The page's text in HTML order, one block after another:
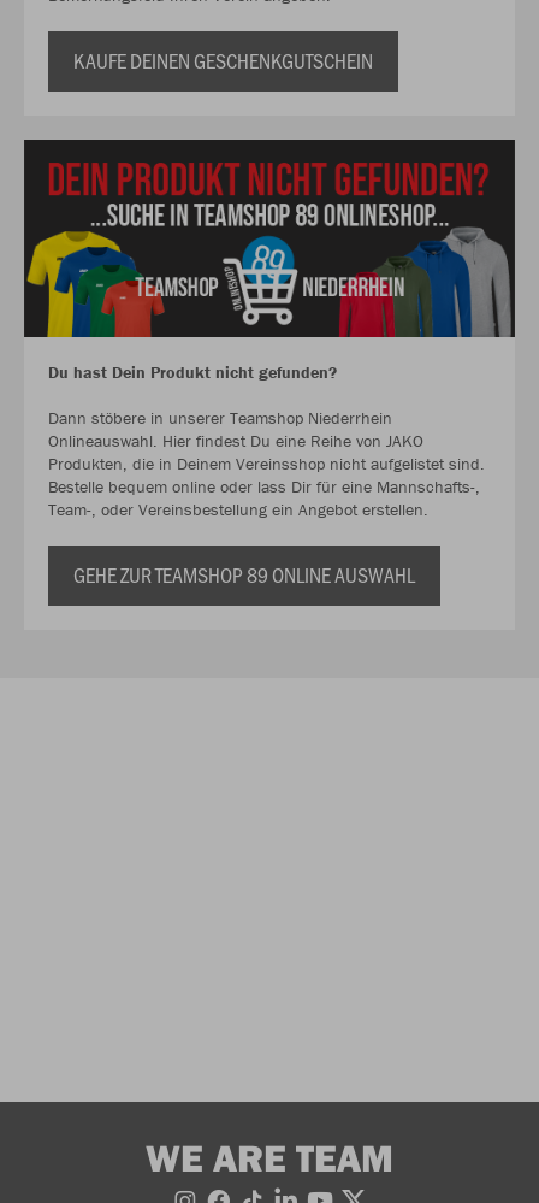
KAUFE DEINEN GESCHENKGUTSCHEIN
Du hast Dein Produkt nicht gefunden?
Dann stöbere in unserer Teamshop Niederrhein
Onlineauswahl. Hier findest Du eine Reihe von JAKO
Produkten, die in Deinem Vereinsshop nicht aufgelistet sind.
Bestelle bequem online oder lass Dir für eine Mannschafts-,
Team-, oder Vereinsbestellung ein Angebot erstellen.
GEHE ZUR TEAMSHOP 89 ONLINE AUSWAHL
WE ARE TEAM